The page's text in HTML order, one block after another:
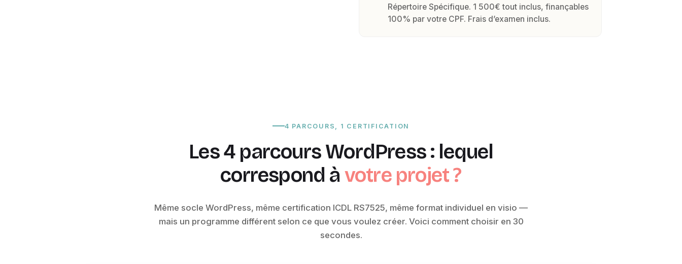
Répertoire Spécifique. 1 500€ tout inclus, finançables
100% par votre CPF. Frais d’examen inclus.
4 PARCOURS, 1 CERTIFICATION
Les 4 parcours WordPress : lequel
correspond àvotre projet ?
Même socle WordPress, même certification ICDL RS7525, même format individuel en visio —
mais un programme différent selon ce que vous voulez créer. Voici comment choisir en 30
secondes.